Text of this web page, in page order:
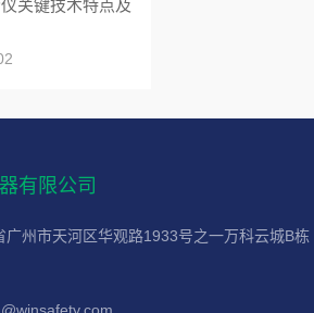
关键技术特点及
有限公司
广州市天河区华观路1933号之一万科云城B栋